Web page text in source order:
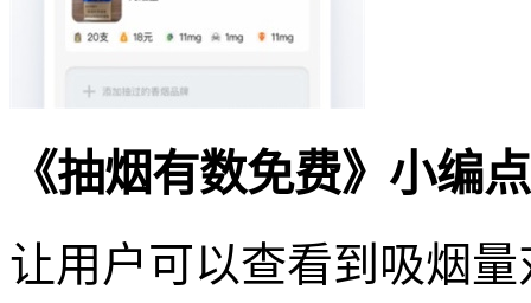
《抽烟有数免费》小编
让用户可以查看到吸烟